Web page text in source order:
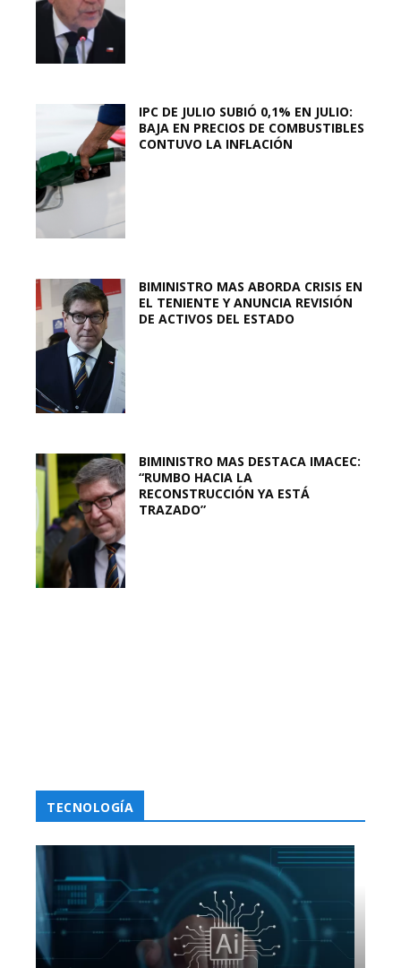
IPC DE JULIO SUBIÓ 0,1% EN JULIO:
BAJA EN PRECIOS DE COMBUSTIBLES
CONTUVO LA INFLACIÓN
BIMINISTRO MAS ABORDA CRISIS EN
EL TENIENTE Y ANUNCIA REVISIÓN
DE ACTIVOS DEL ESTADO
BIMINISTRO MAS DESTACA IMACEC:
“RUMBO HACIA LA
RECONSTRUCCIÓN YA ESTÁ
TRAZADO”
TECNOLOGÍA